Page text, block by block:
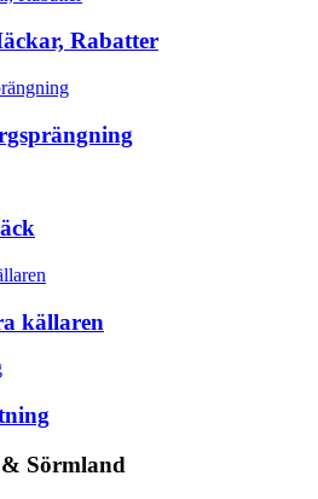
Rabatter
källaren
Sörmland